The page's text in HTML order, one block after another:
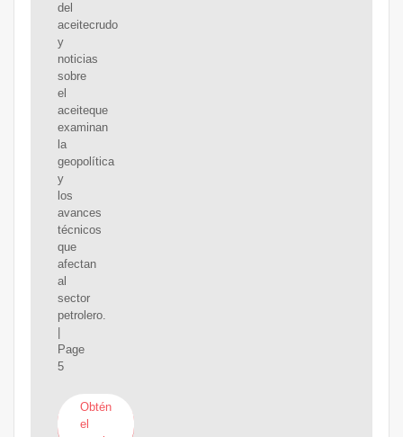
del
aceitecrudo
y
noticias
sobre
el
aceiteque
examinan
la
geopolítica
y
los
avances
técnicos
que
afectan
al
sector
petrolero.
Page
5
Obtén
el